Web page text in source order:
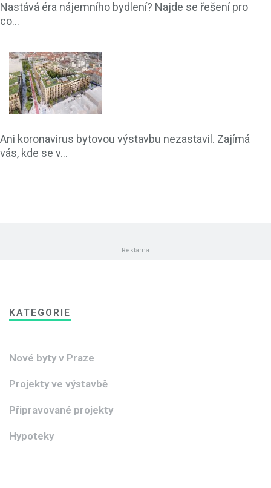
Nastává éra nájemního bydlení? Najde se řešení pro
co...
Ani koronavirus bytovou výstavbu nezastavil. Zajímá
vás, kde se v...
KATEGORIE
Nové byty v Praze
Projekty ve výstavbě
Připravované projekty
Hypoteky